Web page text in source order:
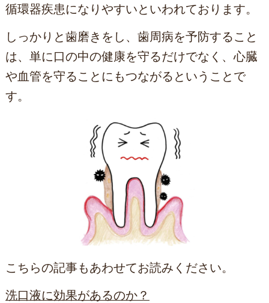
循環器疾患になりやすいといわれております。
しっかりと歯磨きをし、歯周病を予防すること
は、単に口の中の健康を守るだけでなく、心臓
や血管を守ることにもつながるということで
す。
こちらの記事もあわせてお読みください。
洗口液に効果があるのか？